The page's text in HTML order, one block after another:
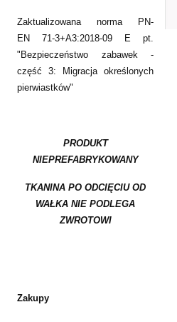
Zaktualizowana norma PN-
EN 71-3+A3:2018-09 E pt.
"Bezpieczeństwo zabawek -
część 3: Migracja określonych
pierwiastków"
PRODUKT
NIEPREFABRYKOWANY
TKANINA PO ODCIĘCIU OD
WAŁKA NIE PODLEGA
ZWROTOWI
Zakupy